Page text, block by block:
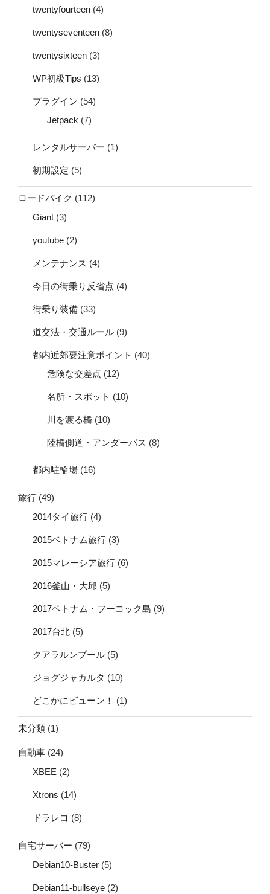
twentyfourteen (4)
twentyseventeen (8)
twentysixteen (3)
WP初級Tips (13)
プラグイン (54)
Jetpack (7)
レンタルサーバー (1)
初期設定 (5)
ロードバイク (112)
Giant (3)
youtube (2)
メンテナンス (4)
今日の街乗り反省点 (4)
街乗り装備 (33)
道交法・交通ルール (9)
都内近郊要注意ポイント (40)
危険な交差点 (12)
名所・スポット (10)
川を渡る橋 (10)
陸橋側道・アンダーパス (8)
都内駐輪場 (16)
旅行 (49)
2014タイ旅行 (4)
2015ベトナム旅行 (3)
2015マレーシア旅行 (6)
2016釜山・大邱 (5)
2017ベトナム・フーコック島 (9)
2017台北 (5)
クアラルンプール (5)
ジョグジャカルタ (10)
どこかにビューン！ (1)
未分類 (1)
自動車 (24)
XBEE (2)
Xtrons (14)
ドラレコ (8)
自宅サーバー (79)
Debian10-Buster (5)
Debian11-bullseye (2)